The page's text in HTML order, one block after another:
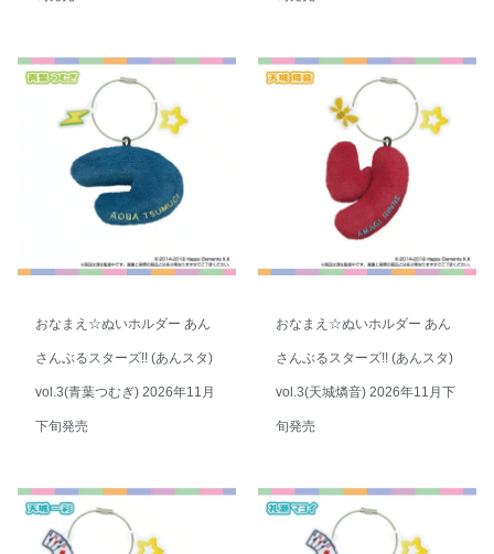
おなまえ☆ぬいホルダー あん
さんぶるスターズ!! (あんスタ)
vol.3(青葉つむぎ) 2026年11月
下旬発売
おなまえ☆ぬいホルダー あん
さんぶるスターズ!! (あんスタ)
vol.3(天城燐音) 2026年11月下
旬発売